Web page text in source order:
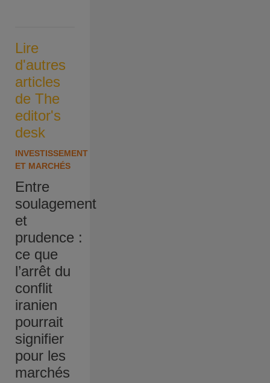
Lire
d'autres
articles
de The
editor's
desk
INVESTISSEMENT
ET MARCHÉS
Entre
soulagement
et
prudence :
ce que
l’arrêt du
conflit
iranien
pourrait
signifier
pour les
marchés